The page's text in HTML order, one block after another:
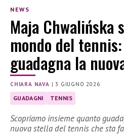
NEWS
Maja Chwalińska
mondo del
guadagna la
CHIARA NAVA |3 GIUGNO 2026
GUADAGNI TENNIS
Scopriamo insieme quanto
nuova stella del tennis che sta